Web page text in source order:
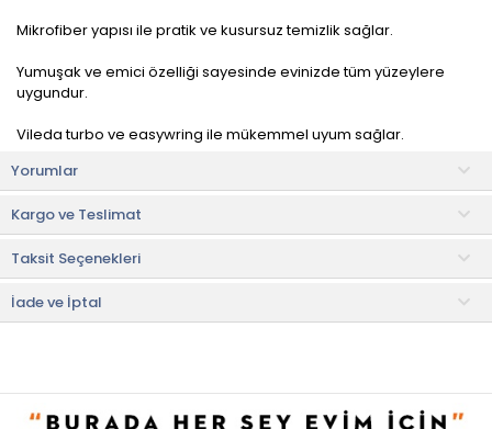
Mikrofiber yapısı ile pratik ve kusursuz temizlik sağlar.
Yumuşak ve emici özelliği sayesinde evinizde tüm yüzeylere
uygundur.
Vileda turbo ve easywring ile mükemmel uyum sağlar.
• Not:Bu fiyat perakende satışlar için belirlenmiştir. Toplu alımlar
Evidea tarafından incelenecek ve uygun bulunmayan siparişler
iptal edilecektir.
• " Ürün görsellerinde ışık, ortam ve dijital düzenlemelere bağlı
olarak renk ve doku farklılıkları oluşabilir. "
Yorumlar
Kargo ve Teslimat
Taksit Seçenekleri
İade ve İptal